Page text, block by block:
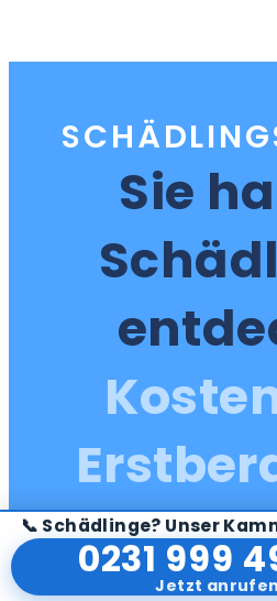
Sie
📞 Schädlinge? Unser
0231 999
Jetzt anrufen